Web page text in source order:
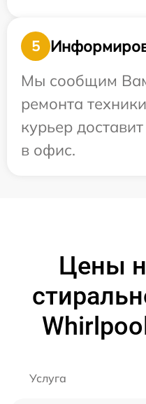
5
Мы сообщим
ремонта
курьер
в офис.
Цены
Услуга